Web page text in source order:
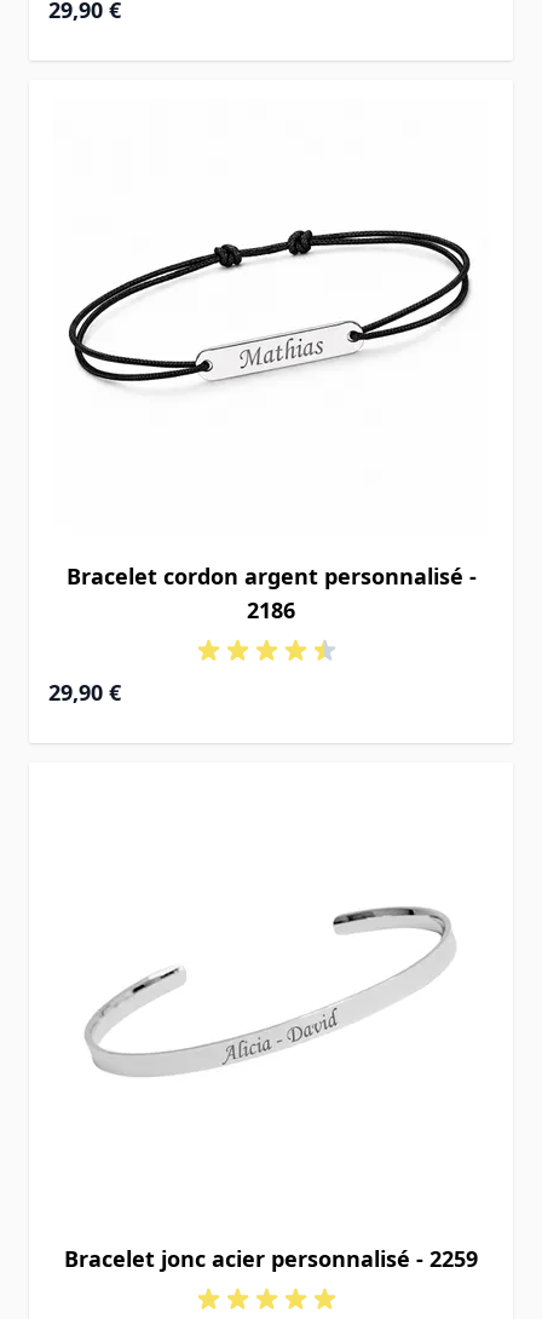
29,90 €
Bracelet cordon argent personnalisé -
2186
29,90 €
Bracelet jonc acier personnalisé - 2259